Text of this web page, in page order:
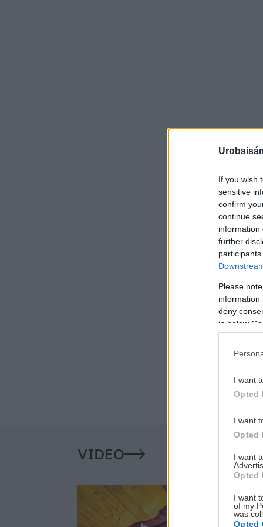
If you wish
sensitive
confirm
continue
information
further
Please
information
deny
in below
I want
Opted
I want
Opted
I want
Opted
I want
of my
was
Opted
VIDEO